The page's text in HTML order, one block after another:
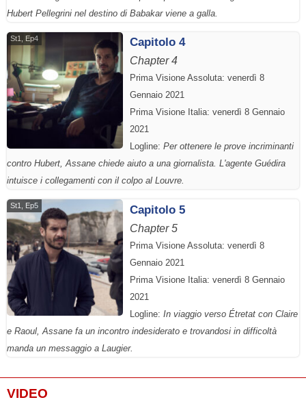
Hubert Pellegrini nel destino di Babakar viene a galla.
St1, Ep4 Capitolo 4
Chapter 4
Prima Visione Assoluta: venerdì 8
Gennaio 2021
Prima Visione Italia: venerdì 8 Gennaio
2021
Logline: Per ottenere le prove incriminanti
contro Hubert, Assane chiede aiuto a una giornalista. L'agente Guédira
intuisce i collegamenti con il colpo al Louvre.
St1, Ep5 Capitolo 5
Chapter 5
Prima Visione Assoluta: venerdì 8
Gennaio 2021
Prima Visione Italia: venerdì 8 Gennaio
2021
Logline: In viaggio verso Étretat con Claire
e Raoul, Assane fa un incontro indesiderato e trovandosi in difficoltà
manda un messaggio a Laugier.
VIDEO